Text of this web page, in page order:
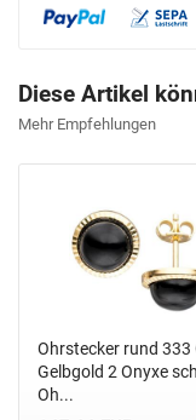
Diese Artikel
Mehr Empfehlungen
Ohrstecker rund 333
Gelbgold 2 Onyxe
Oh...